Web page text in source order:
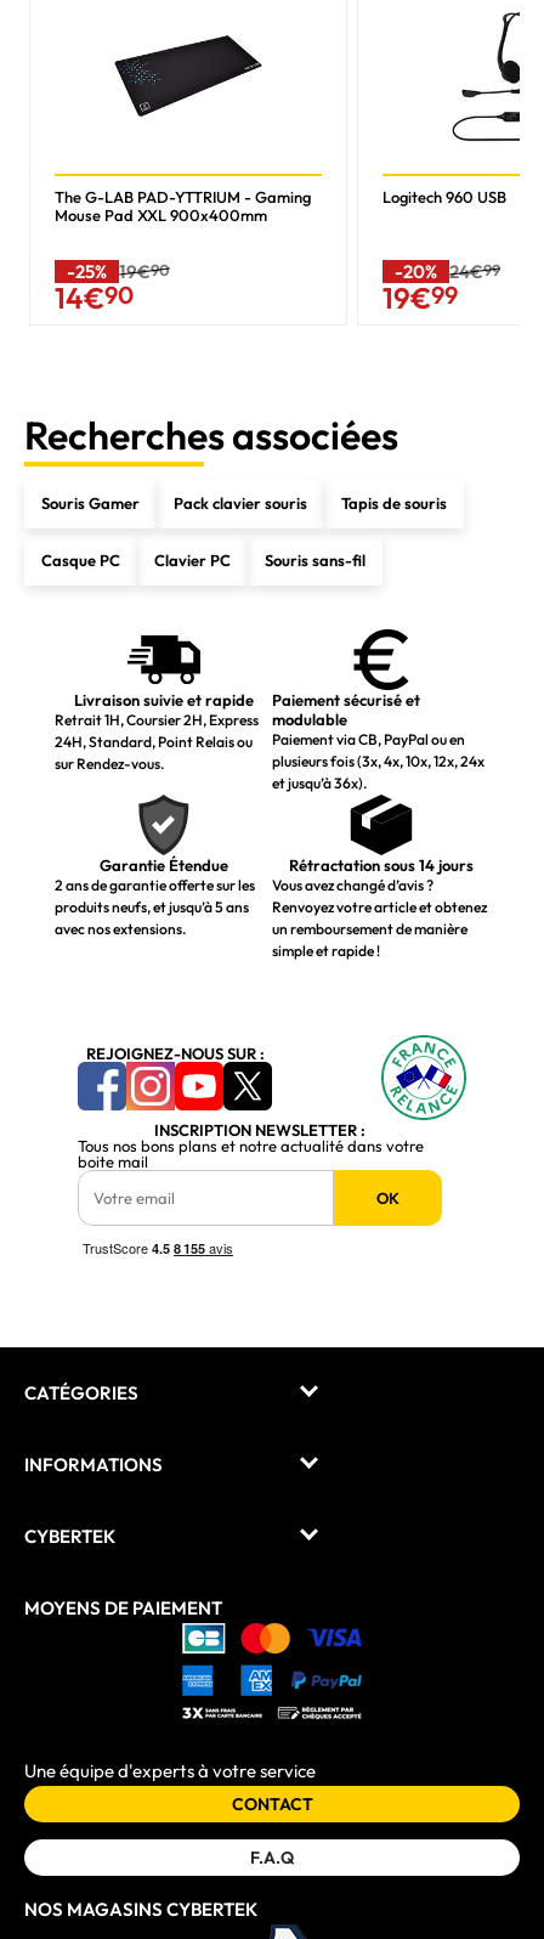
The G-LAB PAD-YTTRIUM - Gaming
Mouse Pad XXL 900x400mm
-25% 19€90
14€90
Logitech 960 USB
-20% 24€99
19€99
Recherches associées
Souris Gamer Pack clavier souris Tapis de souris
Casque PC Clavier PC Souris sans-fil
Livraison suivie et rapide
Retrait 1H, Coursier 2H, Express
24H, Standard, Point Relais ou
sur Rendez-vous.
Paiement sécurisé et
modulable
Paiement via CB, PayPal ou en
plusieurs fois (3x, 4x, 10x, 12x, 24x
et jusqu’à 36x).
Garantie Étendue
2 ans de garantie offerte sur les
produits neufs, et jusqu’à 5 ans
avec nos extensions.
Rétractation sous 14 jours
Vous avez changé d’avis ?
Renvoyez votre article et obtenez
un remboursement de manière
simple et rapide !
REJOIGNEZ-NOUS SUR :
INSCRIPTION NEWSLETTER :
Tous nos bons plans et notre actualité dans votre
boite mail
OK
CATÉGORIES
INFORMATIONS
CYBERTEK
MOYENS DE PAIEMENT
Une équipe d'experts à votre service
CONTACT
F.A.Q
NOS MAGASINS CYBERTEK